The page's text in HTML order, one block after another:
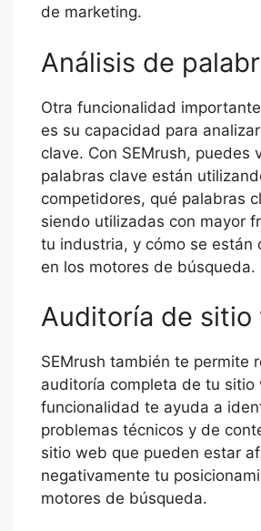
de marketing.
Análisis de
Otra funcionalidad
es su capacidad para
clave. Con SEMrush, puedes
palabras clave están
competidores, qué palabras
siendo utilizadas con mayor
tu industria, y cómo se están
en los motores de búsqueda.
Auditoría de sitio
SEMrush también te permite
auditoría completa de tu sitio
funcionalidad te ayuda a
problemas técnicos y de
sitio web que pueden estar
negativamente tu
motores de búsqueda.